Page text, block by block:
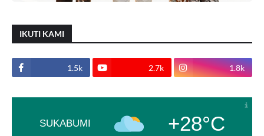
IKUTI KAMI
1.5k 2.7k 1.8k
SUKABUMI +28°C